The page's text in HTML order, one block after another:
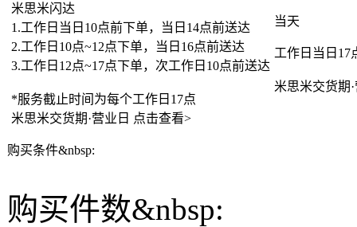
米思米闪达
1.工作日当日10点前下单，当日14点前送达
2.工作日10点~12点下单，当日16点前送达
3.工作日12点~17点下单，次工作日10点前送达
*服务截止时间为每个工作日17点
米思米交货期·营业日 点击查看>
当天
工作日当日17
米思米交货期
购买条件&nbsp:
购买件数&nbsp: